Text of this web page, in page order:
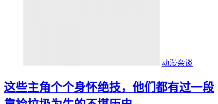
动漫杂谈
这些主角个个身怀绝技，他们都有过一段